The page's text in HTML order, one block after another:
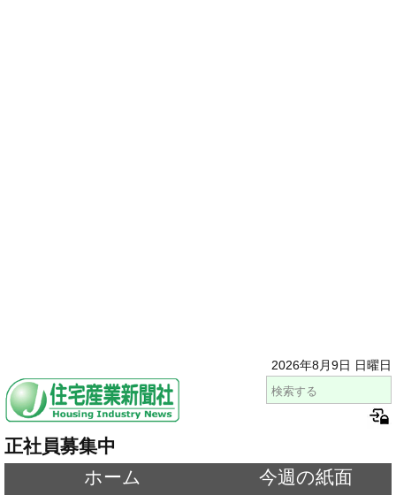
2026年8月9日 日曜日
正社員募集中
ホーム
今週の紙面